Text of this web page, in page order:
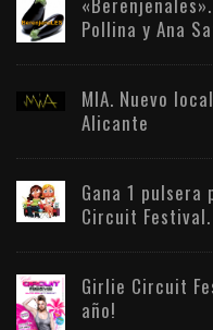
Pollina y Ana
MIA. Nuevo
Alicante
Gana 1
Circuit Festival.
Girlie Circuit
año!